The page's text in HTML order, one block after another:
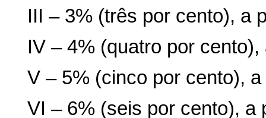
III – 3% (três por cento), a
IV – 4% (quatro por
V – 5% (cinco por cento),
VI – 6% (seis por cento), a